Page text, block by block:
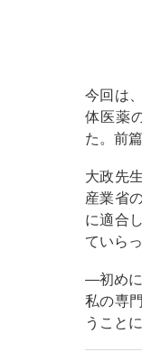
今回は
体医薬
た。前
大政先
産業省
に適合
ていら
―初めに
私の専
うこと